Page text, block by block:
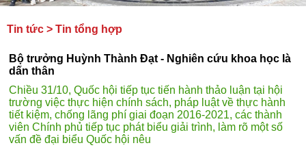
Tin tức > Tin tổng hợp
Bộ trưởng Huỳnh Thành Đạt - Nghiên cứu khoa học là
dấn thân
Chiều 31/10, Quốc hội tiếp tục tiến hành thảo luận tại hội
trường việc thực hiện chính sách, pháp luật về thực hành
tiết kiệm, chống lãng phí giai đoạn 2016-2021, các thành
viên Chính phủ tiếp tục phát biểu giải trình, làm rõ một số
vấn đề đại biểu Quốc hội nêu